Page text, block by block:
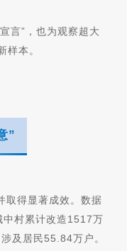
言”，也为观察超大
样本。
”
取得显著成效。数据
中村累计改造1517万
及居民55.84万户。